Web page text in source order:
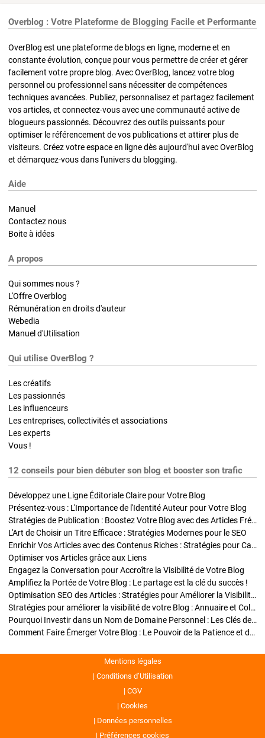
Overblog : Votre Plateforme de Blogging Facile et Performante
OverBlog est une plateforme de blogs en ligne, moderne et en
constante évolution, conçue pour vous permettre de créer et gérer
facilement votre propre blog. Avec OverBlog, lancez votre blog
personnel ou professionnel sans nécessiter de compétences
techniques avancées. Publiez, personnalisez et partagez facilement
vos articles, et connectez-vous avec une communauté active de
blogueurs passionnés. Découvrez des outils puissants pour
optimiser le référencement de vos publications et attirer plus de
visiteurs. Créez votre espace en ligne dès aujourd'hui avec OverBlog
et démarquez-vous dans l'univers du blogging.
Aide
Manuel
Contactez nous
Boite à idées
A propos
Qui sommes nous ?
L'Offre Overblog
Rémunération en droits d'auteur
Webedia
Manuel d'Utilisation
Qui utilise OverBlog ?
Les créatifs
Les passionnés
Les influenceurs
Les entreprises, collectivités et associations
Les experts
Vous !
12 conseils pour bien débuter son blog et booster son trafic
Développez une Ligne Éditoriale Claire pour Votre Blog
Présentez-vous : L'Importance de l'Identité Auteur pour Votre Blog
Stratégies de Publication : Boostez Votre Blog avec des Articles Fréquents et Exclusifs
L'Art de Choisir un Titre Efficace : Stratégies Modernes pour le SEO
Enrichir Vos Articles avec des Contenus Riches : Stratégies pour Captiver et Optimiser
Optimiser vos Articles grâce aux Liens
Engagez la Conversation pour Accroître la Visibilité de Votre Blog
Amplifiez la Portée de Votre Blog : Le partage est la clé du succès !
Optimisation SEO des Articles : Stratégies pour Améliorer la Visibilité de Votre Blog
Stratégies pour améliorer la visibilité de votre Blog : Annuaire et Collaborations
Pourquoi Investir dans un Nom de Domaine Personnel : Les Clés de la Réussite de Votre Blog
Comment Faire Émerger Votre Blog : Le Pouvoir de la Patience et de la Persévérance
Mentions légales
Conditions d’Utilisation
CGV
Cookies
Données personnelles
Préférences cookies